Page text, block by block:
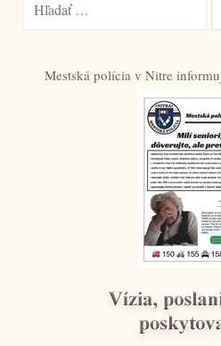
Mestská polícia v Nitre